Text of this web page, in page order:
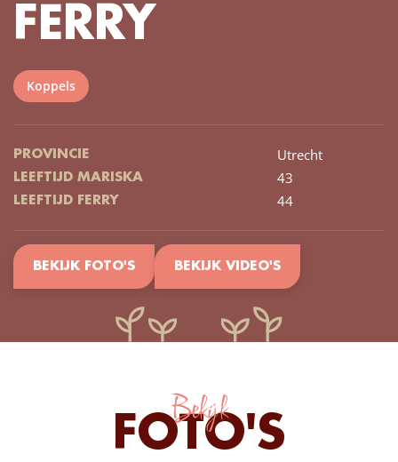
FERRY
Koppels
PROVINCIE Utrecht
LEEFTIJD MARISKA 43
LEEFTIJD FERRY 44
BEKIJK FOTO'S BEKIJK VIDEO'S
Bekijk
FOTO'S